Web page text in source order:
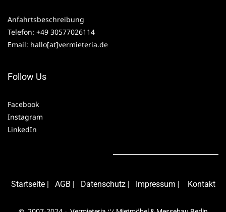
Anfahrtsbeschreibung
Telefon: +49 30577026114
Email: hallo[at]vermieteria.de
Follow Us
Facebook
Instagram
LinkedIn
Startseite| AGB Datenschutz| Impressum Kontakt